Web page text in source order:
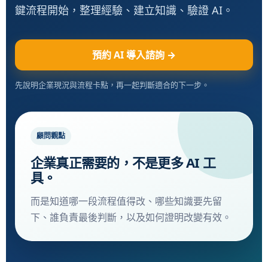
鍵流程開始，整理經驗、建立知識、驗證 AI。
預約 AI 導入諮詢 →
先說明企業現況與流程卡點，再一起判斷適合的下一步。
顧問觀點
企業真正需要的，不是更多 AI 工
具。
而是知道哪一段流程值得改、哪些知識要先留
下、誰負責最後判斷，以及如何證明改變有效。